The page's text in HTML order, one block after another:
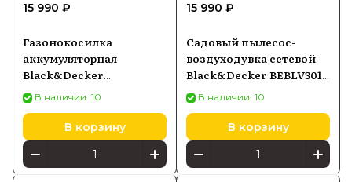
15 990 ₽
Газонокосилка
аккумуляторная
Black&Decker
STC1820CM 2.0 Ah 18 V с
ЗУ
В наличии: 10
В корзину
15 990 ₽
Садовый пылесос-
воздуходувка сетевой
Black&Decker BEBLV301-
QSВ наличии: 10
В корзину